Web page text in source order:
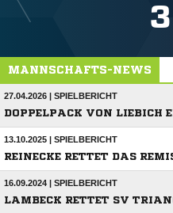

MANNSCHAFTS-NEWS
27.04.2026 | SPIELBERICHT
DOPPELPACK VON LIEBICH
13.10.2025 | SPIELBERICHT
REINECKE RETTET DAS
16.09.2024 | SPIELBERICHT
LAMBECK RETTET SV